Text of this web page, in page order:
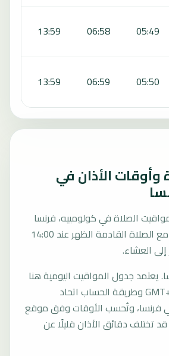
05:49
06:58
13:59
05:50
06:59
13:59
الأذان في
الصلاة في كولومييه، فرنسا
حسب التوقيت المحلي، مع الصلاة القادمة الظهر عند 14:00
العشاء.
يعتمد جدول المواقيت اليومية هنا
على التوقيت المحلي GMT+2 وطريقة الحساب اتحاد
فرنسا، وتُحسب الأوقات وفق موقع
تختلف دقائق الأذان قليلًا عن